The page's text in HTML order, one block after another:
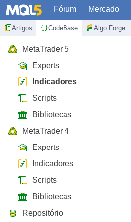
Fórum Mercado
Artigos CodeBase Algo Forge
MetaTrader 5
Experts
Indicadores
Scripts
Bibliotecas
MetaTrader 4
Experts
Indicadores
Scripts
Bibliotecas
Repositório